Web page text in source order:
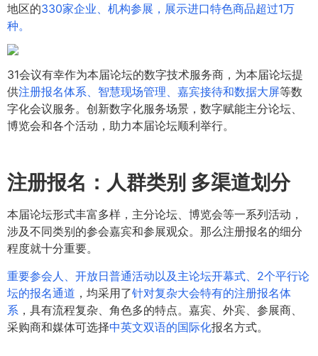
地区的330家企业、机构参展，展示进口特色商品超过1万
种。
31会议有幸作为本届论坛的数字技术服务商，为本届论坛提
供注册报名体系、智慧现场管理、嘉宾接待和数据大屏等数
字化会议服务。创新数字化服务场景，数字赋能主分论坛、
博览会和各个活动，助力本届论坛顺利举行。
注册报名： 人群类别 多渠道划分
本届论坛形式丰富多样，主分论坛、博览会等一系列活动，
涉及不同类别的参会嘉宾和参展观众。那么注册报名的细分
程度就十分重要。
重要参会人、开放日普通活动以及主论坛开幕式、2个平行论
坛的报名通道 ，均采用了针对复杂大会特有的注册报名体
系 ，具有流程复杂、角色多的特点。嘉宾、外宾、参展商、
采购商和媒体可选择中英文双语的国际化报名方式。